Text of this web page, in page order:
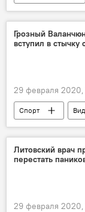
Россия
Грозный
вступил в стычку
29 февраля 2020,
Спорт
Литва
баскетбол
Литовский врач
перестать
29 февраля 2020,